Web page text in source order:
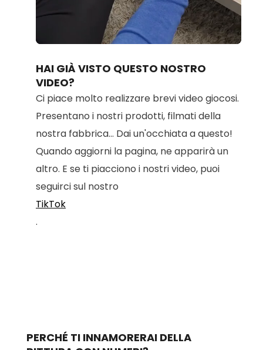
Loaded:
70.14%
HAI GIÀ VISTO QUESTO NOSTRO
VIDEO?
Ci piace molto realizzare brevi video giocosi.
Presentano i nostri prodotti, filmati della
nostra fabbrica... Dai un'occhiata a questo!
Quando aggiorni la pagina, ne apparirà un
altro. E se ti piacciono i nostri video, puoi
seguirci sul nostro
TikTok
.
PERCHÉ TI INNAMORERAI DELLA